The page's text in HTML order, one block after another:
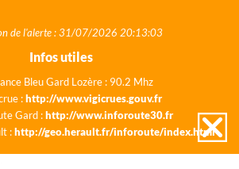
de l'alerte : 31/07/2026 20:13:03
Infos utiles
Bleu Gard Lozère : 90.2 Mhz
:http://www.vigicrues.gouv.fr
Gard :http://www.inforoute30.fr
:http://geo.herault.fr/inforoute/index.html